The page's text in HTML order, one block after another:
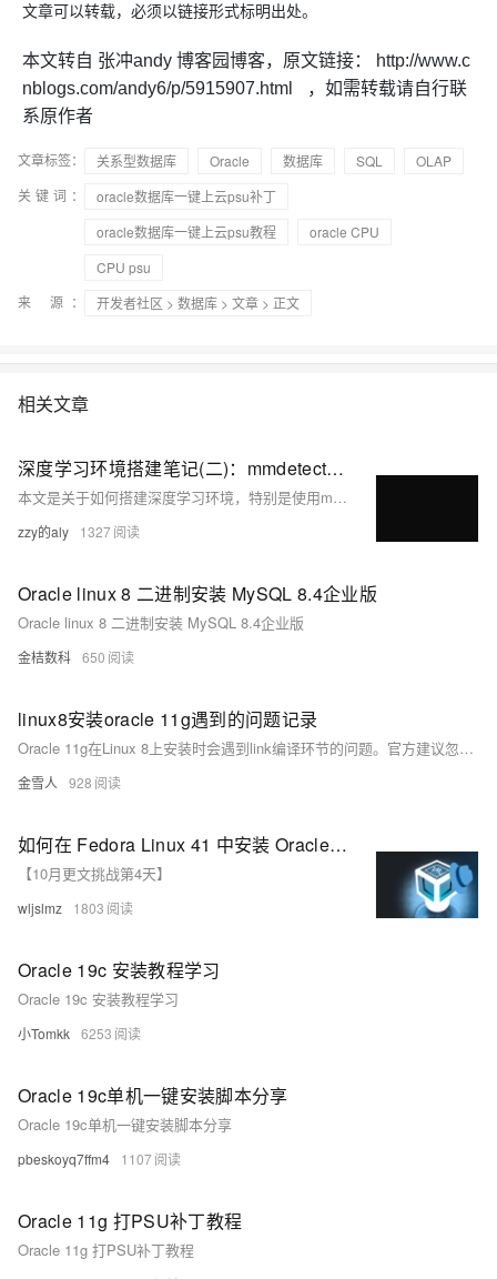
文章可以转载，必须以链接形式标明出处。
本文转自 张冲andy 博客园博客，原文链接： http://www.c
nblogs.com/andy6/p/5915907.html
，如需转载请自行联
系原作者
文章标签： 关系型数据库 Oracle 数据库 SQL
OLAP
关键词：
oracle数据库一键上云psu补丁
oracle数据库一键上云psu教程
oracle CPU
CPU psu
来 源：
开发者社区 > 数据库 > 文章 > 正文
相关文章
深度学习环境搭建笔记(二)：mmdetection-CPU安装和训练
本文是关于如何搭建深度学习环境，特别是使用mmdetection进行CPU安装和训练的详细指南。包括安装Anaconda、创建虚拟环境、安装PyTorch、mmcv-full和mmdetection，以及测试环境和训练目标检测模型的步骤。还提供了数据集准备、检查和网络训练的详细说明。
zzy的aly 1327
Oracle linux 8 二进制安装 MySQL 8.4企业版
Oracle linux 8 二进制安装 MySQL 8.4企业版
金桔数科 650
linux8安装oracle 11g遇到的问题记录
Oracle 11g在Linux 8上安装时会遇到link编译环节的问题。官方建议忽略安装中的链接错误，安装完成后应用DBPSU 11.2.0.4.240716补丁及一次性补丁33991024，再重新编译二进制文件，并配置监听器和数据库。但因11g已退出服务期，这些补丁需付费获取。网上信息显示22年1月的PSU补丁也可解决问题，找到该补丁后按常规方式打补丁即可。如有需求或疑问可咨询我。
金雪人 928
如何在 Fedora Linux 41 中安装 Oracle VirtualBox 7.1？
【10月更文挑战第4天】
wljslmz 1803
Oracle 19c 安装教程学习
Oracle 19c 安装教程学习
小Tomkk 6253
Oracle 19c单机一键安装脚本分享
Oracle 19c单机一键安装脚本分享
pbeskoyq7ffm4 1107
Oracle 11g 打PSU补丁教程
Oracle 11g 打PSU补丁教程